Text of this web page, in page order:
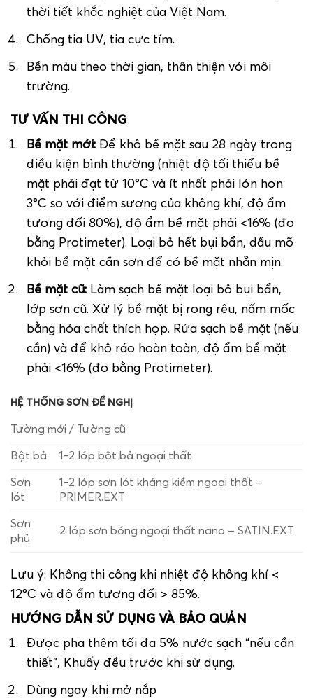
thời tiết khắc nghiệt của Việt Nam.
Chống tia UV, tia cực tím.
Bền màu theo thời gian, thân thiện với môi
trường.
TƯ VẤN THI CÔNG
Bề mặt mới: Để khô bề mặt sau 28 ngày trong
điều kiện bình thường (nhiệt độ tối thiểu bề
mặt phải đạt từ 10°C và ít nhất phải lớn hơn
3°C so với điểm sương của không khí, độ ẩm
tương đối 80%), độ ẩm bề mặt phải <16% (đo
bằng Protimeter). Loại bỏ hết bụi bẩn, dầu mỡ
khỏi bề mặt cần sơn để có bề mặt nhẵn mịn.
Bề mặt cũ: Làm sạch bề mặt loại bỏ bụi bẩn,
lớp sơn cũ. Xử lý bề mặt bị rong rêu, nấm mốc
bằng hóa chất thích hợp. Rửa sạch bề mặt (nếu
cần) và để khô ráo hoàn toàn, độ ẩm bề mặt
phải <16% (đo bằng Protimeter).
HỆ THỐNG SƠN ĐỀ NGHỊ
Tường mới / Tường cũ
Bột bả 1-2 lớp bột bả ngoại thất
Sơn
lót
1-2 lớp sơn lót kháng kiềm ngoại thất –
PRIMER.EXT
Sơn
phủ
2 lớp sơn bóng ngoại thất nano – SATIN.EXT
Lưu ý: Không thi công khi nhiệt độ không khí <
12°C và độ ẩm tương đối > 85%.
HƯỚNG DẪN SỬ DỤNG VÀ BẢO QUẢN
Được pha thêm tối đa 5% nước sạch “nếu cần
thiết”, Khuấy đều trước khi sử dụng.
Dùng ngay khi mở nắp